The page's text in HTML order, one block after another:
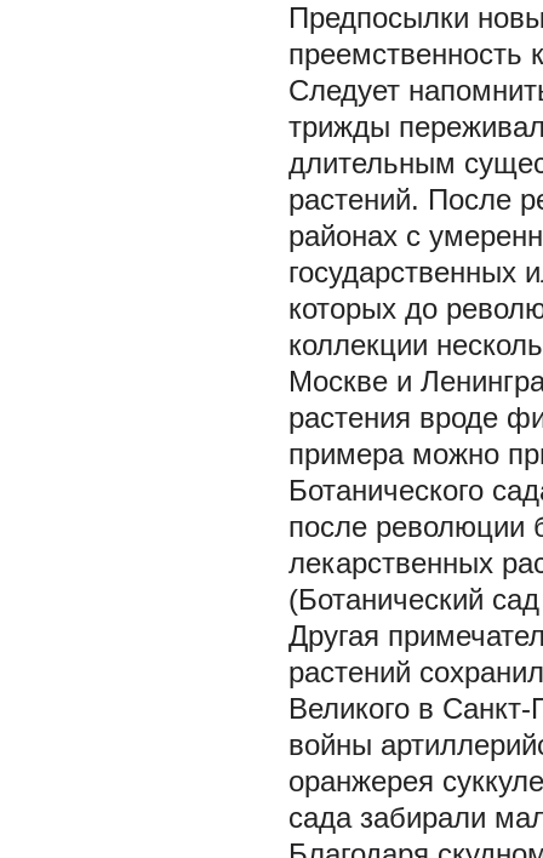
Предпосылки
преемственность
Следует
трижды
длительным
растений. После
районах с
государственных
которых до
коллекции
Москве и
растения вроде
примера можно
Ботанического
после революции
лекарственных
(Ботанический
Другая
растений
Великого в
войны
оранжерея
сада забирали